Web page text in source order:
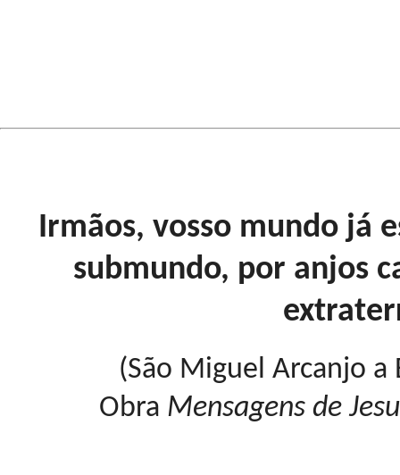
Irmãos, vosso mundo já
submundo, por anjos
(São Miguel Arcanjo a
Obra Mensagens de